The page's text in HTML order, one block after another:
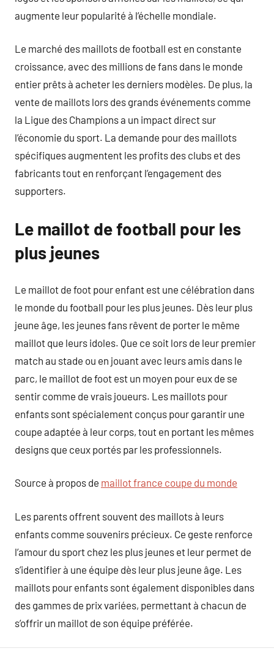
augmente leur popularité à l’échelle mondiale.
Le marché des maillots de football est en constante
croissance, avec des millions de fans dans le monde
entier prêts à acheter les derniers modèles. De plus, la
vente de maillots lors des grands événements comme
la Ligue des Champions a un impact direct sur
l’économie du sport. La demande pour des maillots
spécifiques augmentent les profits des clubs et des
fabricants tout en renforçant l’engagement des
supporters.
Le maillot de football pour les
plus jeunes
Le maillot de foot pour enfant est une célébration dans
le monde du football pour les plus jeunes. Dès leur plus
jeune âge, les jeunes fans rêvent de porter le même
maillot que leurs idoles. Que ce soit lors de leur premier
match au stade ou en jouant avec leurs amis dans le
parc, le maillot de foot est un moyen pour eux de se
sentir comme de vrais joueurs. Les maillots pour
enfants sont spécialement conçus pour garantir une
coupe adaptée à leur corps, tout en portant les mêmes
designs que ceux portés par les professionnels.
Source à propos de maillot france coupe du monde
Les parents offrent souvent des maillots à leurs
enfants comme souvenirs précieux. Ce geste renforce
l’amour du sport chez les plus jeunes et leur permet de
s’identifier à une équipe dès leur plus jeune âge. Les
maillots pour enfants sont également disponibles dans
des gammes de prix variées, permettant à chacun de
s’offrir un maillot de son équipe préférée.